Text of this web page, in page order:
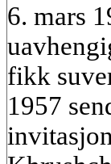
6. mars
fikk
1957